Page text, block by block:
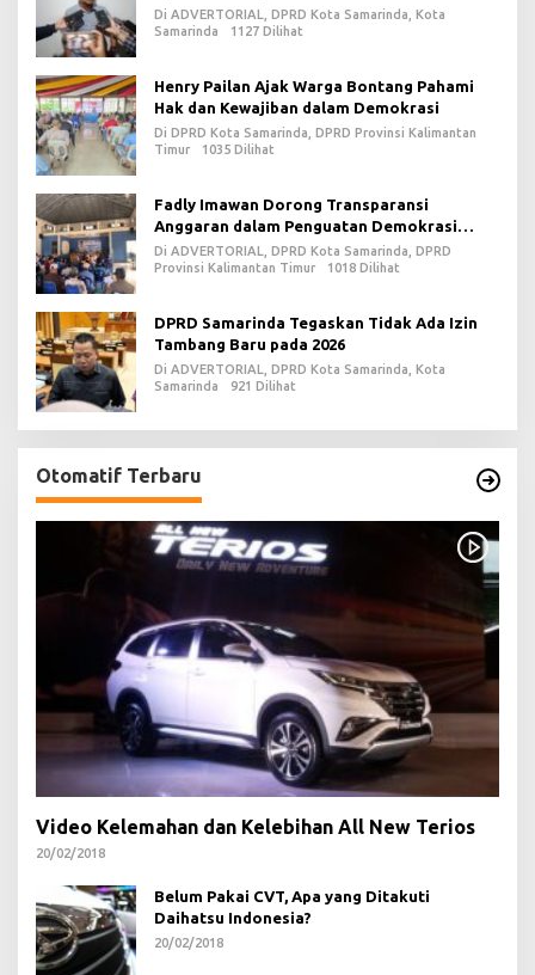
Revitalisasi
Di ADVERTORIAL, DPRD Kota Samarinda, Kota
Samarinda
1127 Dilihat
Henry Pailan Ajak Warga Bontang Pahami
Hak dan Kewajiban dalam Demokrasi
Di DPRD Kota Samarinda, DPRD Provinsi Kalimantan
Timur
1035 Dilihat
Fadly Imawan Dorong Transparansi
Anggaran dalam Penguatan Demokrasi
Daerah di PPU
Di ADVERTORIAL, DPRD Kota Samarinda, DPRD
Provinsi Kalimantan Timur
1018 Dilihat
DPRD Samarinda Tegaskan Tidak Ada Izin
Tambang Baru pada 2026
Di ADVERTORIAL, DPRD Kota Samarinda, Kota
Samarinda
921 Dilihat
Otomatif Terbaru
Video Kelemahan dan Kelebihan All New Terios
20/02/2018
Belum Pakai CVT, Apa yang Ditakuti
Daihatsu Indonesia?
20/02/2018